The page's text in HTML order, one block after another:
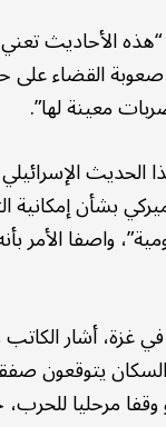
الأحاديث
القضاء على
معينة لها”.
الحديث
بشأن إمكانية
واصفا الأمر
غزة، أشار
السكان يتوقعون
وقفا مرحليا